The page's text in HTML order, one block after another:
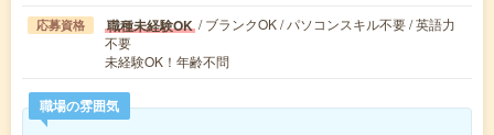
応募資格 職種未経験OK / ブランクOK / パソコンスキル不要 / 英語力
不要
未経験OK！年齢不問
職場の雰囲気